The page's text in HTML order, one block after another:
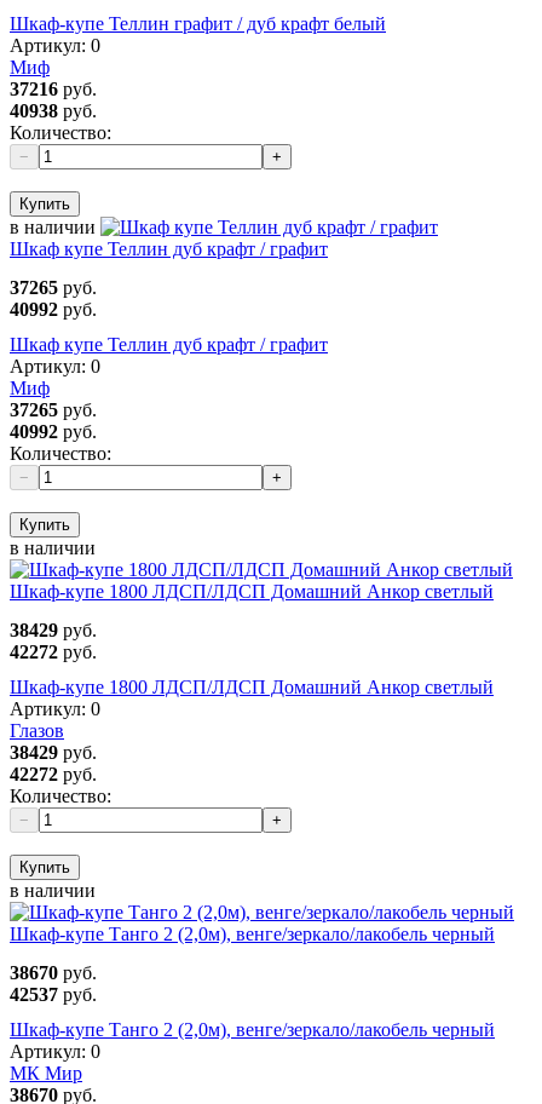
Шкаф-купе Теллин графит / дуб крафт белый
Артикул: 0
Миф
37216 руб.
40938 руб.
Количество:
− +
Купить
в наличии
Шкаф купе Теллин дуб крафт / графит
37265 руб.
40992 руб.
Шкаф купе Теллин дуб крафт / графит
Артикул: 0
Миф
37265 руб.
40992 руб.
Количество:
− +
Купить
в наличии
Шкаф-купе 1800 ЛДСП/ЛДСП Домашний Анкор светлый
38429 руб.
42272 руб.
Шкаф-купе 1800 ЛДСП/ЛДСП Домашний Анкор светлый
Артикул: 0
Глазов
38429 руб.
42272 руб.
Количество:
− +
Купить
в наличии
Шкаф-купе Танго 2 (2,0м), венге/зеркало/лакобель черный
38670 руб.
42537 руб.
Шкаф-купе Танго 2 (2,0м), венге/зеркало/лакобель черный
Артикул: 0
МК Мир
38670 руб.